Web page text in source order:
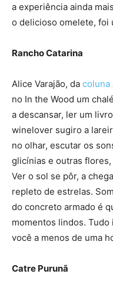
a experiência ainda
o delicioso omelete, foi
Rancho Catarina
Alice Varajão, da coluna
no In the Wood um
a descansar, ler um
winelover sugiro a
no olhar, escutar os
glicínias e outras
Ver o sol se pôr, a
repleto de estrelas.
do concreto armado é
momentos lindos.
você a menos de uma
Catre Purunã